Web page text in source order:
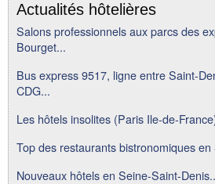
Actualités hôtelières
Salons professionnels aux parcs des
Bourget...
Bus express 9517, ligne entre Saint-
CDG...
Les hôtels insolites (Paris Ile-de-
Top des restaurants bistronomiques
Nouveaux hôtels en Seine-Saint-